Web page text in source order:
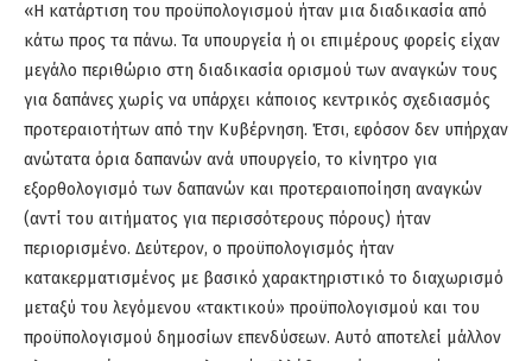
«Η κατάρτιση του προϋπολογισμού ήταν μια διαδικασία από
κάτω προς τα πάνω. Τα υπουργεία ή οι επιμέρους φορείς είχαν
μεγάλο περιθώριο στη διαδικασία ορισμού των αναγκών τους
για δαπάνες χωρίς να υπάρχει κάποιος κεντρικός σχεδιασμός
προτεραιοτήτων από την Κυβέρνηση. Έτσι, εφόσον δεν υπήρχαν
ανώτατα όρια δαπανών ανά υπουργείο, το κίνητρο για
εξορθολογισμό των δαπανών και προτεραιοποίηση αναγκών
(αντί του αιτήματος για περισσότερους πόρους) ήταν
περιορισμένο. Δεύτερον, o προϋπολογισμός ήταν
κατακερματισμένος με βασικό χαρακτηριστικό το διαχωρισμό
μεταξύ του λεγόμενου «τακτικού» προϋπολογισμού και του
προϋπολογισμού δημοσίων επενδύσεων. Αυτό αποτελεί μάλλον